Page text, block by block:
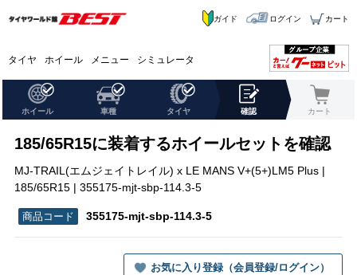
タイヤ ホイール メニュー シミュレータ
ガイド ログイン カート
ホイール 車種 タイヤ 確認 カート
185/65R15に装着するホイールセットを確認
MJ-TRAIL(エムジェイトレイル) x LE MANS V+(5+)LM5 Plus |
185/65R15 | 355175-mjt-sbp-114.3-5
355175-mjt-sbp-114.3-5
お気に入り登録（会員登録/ログイン）